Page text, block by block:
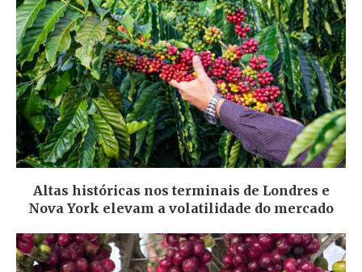
Altas históricas nos terminais de Londres e
Nova York elevam a volatilidade do mercado